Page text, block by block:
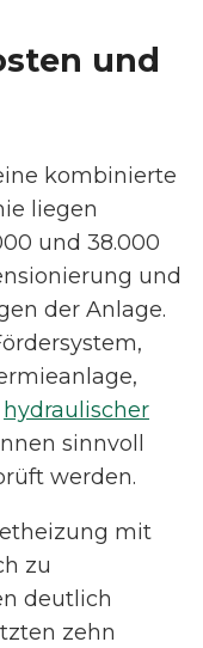
und
kombinierte
liegen
und 38.000
und
der Anlage.
hydraulischer
sinnvoll
werden.
mit
zu
deutlich
zehn